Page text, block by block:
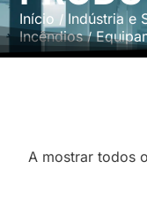
Início / Indústria e
Incêndios/
A mostrar todos